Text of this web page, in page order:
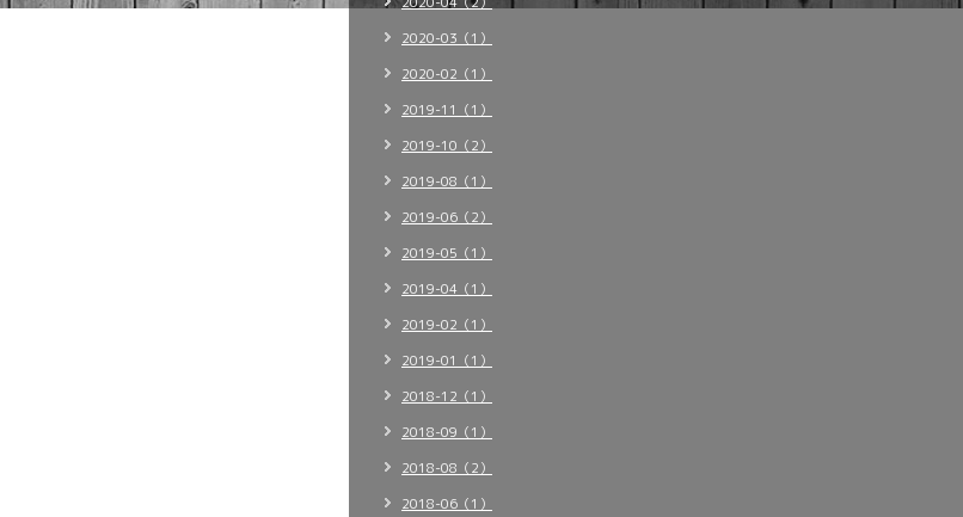
2020-03（1）
2020-02（1）
2019-11（1）
2019-10（2）
2019-08（1）
2019-06（2）
2019-05（1）
2019-04（1）
2019-02（1）
2019-01（1）
2018-12（1）
2018-09（1）
2018-08（2）
2018-06（1）